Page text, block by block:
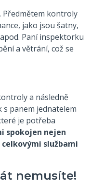
Předmětem kontroly
jako jsou šatny,
Paní inspektorku
a větrání, což se
a následně
panem jednatelem
je potřeba
spokojen nejen
službami
nemusíte!